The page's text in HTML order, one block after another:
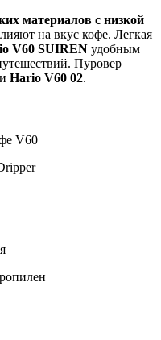
материалов с низкой
на вкус кофе. Легкая
V60 SUIREN удобным
Пуровер
Hario V60 02.
V60